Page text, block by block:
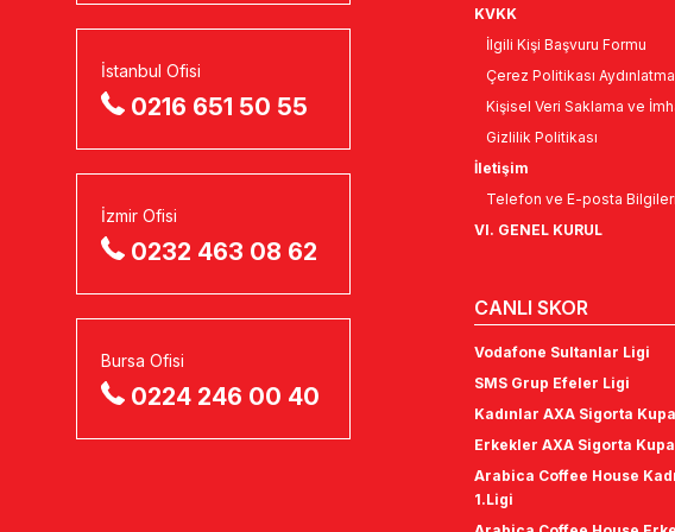
İstanbul Ofisi
0216 651 50 55
İzmir Ofisi
0232 463 08 62
Bursa Ofisi
0224 246 00 40
KVKK
İlgili Kişi Başvuru Formu
Çerez Politikası
Kişisel Veri Saklama ve
Gizlilik Politikası
İletişim
Telefon ve E-posta Bilgileri
VI. GENEL KURUL
CANLI SKOR
Vodafone Sultanlar Ligi
SMS Grup Efeler Ligi
Kadınlar AXA Sigorta
Erkekler AXA Sigorta
Arabica Coffee House
1.Ligi